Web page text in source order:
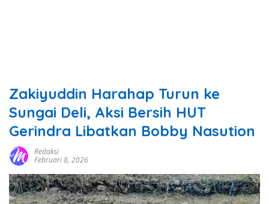
Zakiyuddin Harahap Turun ke
Sungai Deli, Aksi Bersih HUT
Gerindra Libatkan Bobby Nasution
Redaksi
Februari 8, 2026